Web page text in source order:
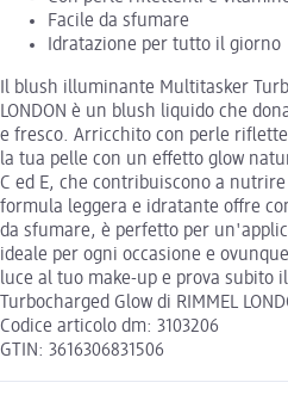
Facile da sfumare
Idratazione per tutto il giorno
Il blush illuminante Multitasker
LONDON è un blush liquido che
e fresco. Arricchito con perle
la tua pelle con un effetto glow
C ed E, che contribuiscono a
formula leggera e idratante offre
da sfumare, è perfetto per
ideale per ogni occasione e
luce al tuo make-up e prova
Turbocharged Glow di RIMMEL
Codice articolo dm: 3103206
GTIN: 3616306831506